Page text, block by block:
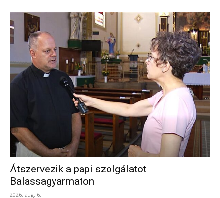
Átszervezik a papi szolgálatot
Balassagyarmaton
2026. aug. 6.